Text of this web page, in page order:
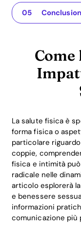
Come la
L'app per
Soluzioni
Come
La salute fisica è
forma fisica o
particolare
coppie,
fisica e intimità
radicale nelle
articolo esplorerà
e benessere
informazioni
comunicazione più